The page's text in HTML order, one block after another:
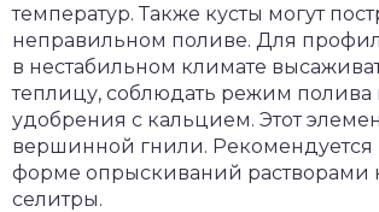
температур. Также кусты могут
неправильном поливе. Для
в нестабильном климате
теплицу, соблюдать режим полива
удобрения с кальцием. Этот
вершинной гнили. Рекомендуется
форме опрыскиваний растворами
селитры.